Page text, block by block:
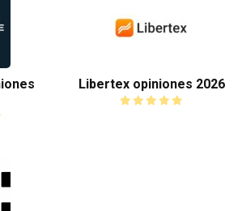
Libertex opiniones 2026